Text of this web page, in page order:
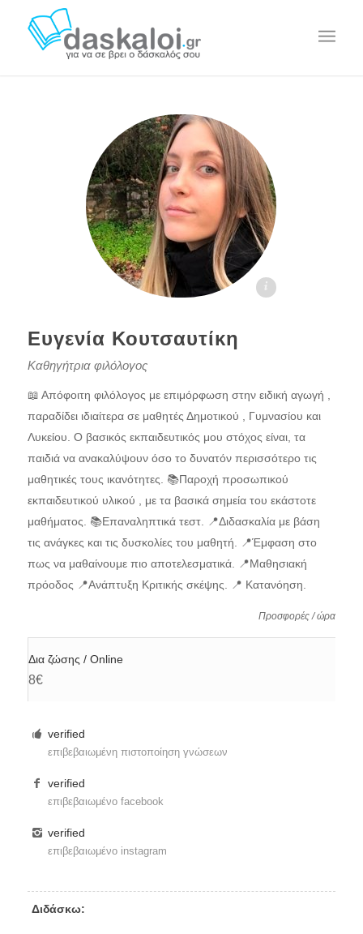
Ευγενία Κουτσαυτίκη - daskaloi.gr
Ευγενία Κουτσαυτίκη
Καθηγήτρια φιλόλογος
📖 Απόφοιτη φιλόλογος με επιμόρφωση στην ειδική αγωγή ,
παραδίδει ιδιαίτερα σε μαθητές Δημοτικού , Γυμνασίου και
Λυκείου. Ο βασικός εκπαιδευτικός μου στόχος είναι, τα
παιδιά να ανακαλύψουν όσο το δυνατόν περισσότερο τις
μαθητικές τους ικανότητες. 📚Παροχή προσωπικού
εκπαιδευτικού υλικού , με τα βασικά σημεία του εκάστοτε
μαθήματος. 📚Επαναληπτικά τεστ. 📍Διδασκαλία με βάση
τις ανάγκες και τις δυσκολίες του μαθητή. 📍Έμφαση στο
πως να μαθαίνουμε πιο αποτελεσματικά. 📍Μαθησιακή
πρόοδος 📍Ανάπτυξη Κριτικής σκέψης. 📍 Κατανόηση.
Προσφορές / ώρα
Δια ζώσης / Online
8€
verified
επιβεβαιωμένη πιστοποίηση γνώσεων
verified
επιβεβαιωμένο facebook
verified
επιβεβαιωμένο instagram
Διδάσκω: